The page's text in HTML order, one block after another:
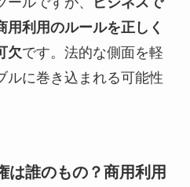
利用のルールを正しく
欠です。法的な側面を軽
ルに巻き込まれる可能性
は誰のもの？商用利用